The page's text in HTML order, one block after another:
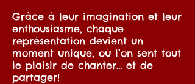
Grâce à leur imagination et leur
enthousiasme, chaque
représentation devient un
moment unique, où l’on sent tout
le plaisir de chanter… et de
partager!